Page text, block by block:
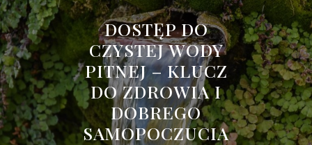
DOSTĘP DO
CZYSTEJ WODY
PITNEJ – KLUCZ
DO ZDROWIA I
DOBREGO
SAMOPOCZUCIA